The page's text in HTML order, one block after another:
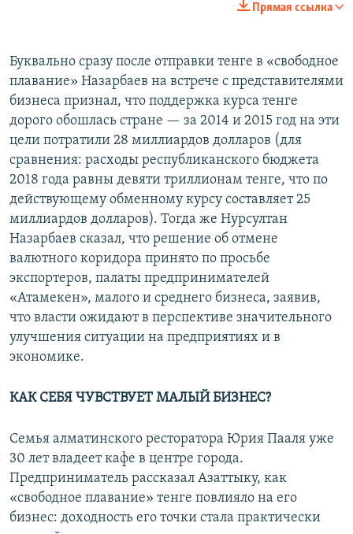
Прямая ссылка
Буквально сразу после отправки тенге в «свободное
плавание» Назарбаев на встрече с представителями
бизнеса признал, что поддержка курса тенге
дорого обошлась стране — за 2014 и 2015 год на эти
цели потратили 28 миллиардов долларов (для
сравнения: расходы республиканского бюджета
2018 года равны девяти триллионам тенге, что по
действующему обменному курсу составляет 25
миллиардов долларов). Тогда же Нурсултан
Назарбаев сказал, что решение об отмене
валютного коридора принято по просьбе
экспортеров, палаты предпринимателей
«Атамекен», малого и среднего бизнеса, заявив,
что власти ожидают в перспективе значительного
улучшения ситуации на предприятиях и в
экономике.
КАК СЕБЯ ЧУВСТВУЕТ МАЛЫЙ БИЗНЕС?
Семья алматинского ресторатора Юрия Пааля уже
30 лет владеет кафе в центре города.
Предприниматель рассказал Азаттыку, как
«свободное плавание» тенге повлияло на его
бизнес: доходность его точки стала практически